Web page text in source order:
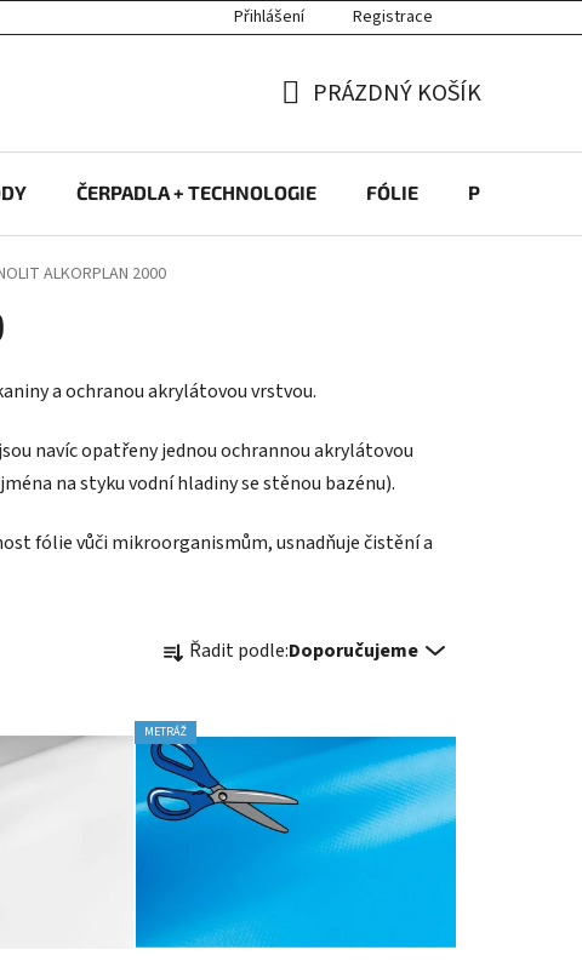
Přihlášení Registrace
KOŠÍK
PRÁZDNÝ KOŠÍK
ČERPADLA + TECHNOLOGIE FÓLIE
ALKORPLAN 2000
a ochranou akrylátovou vrstvou.
navíc opatřeny jednou ochrannou akrylátovou
na styku vodní hladiny se stěnou bazénu).
fólie vůči mikroorganismům, usnadňuje čistění a
a
e
n
í
p
u
Řadit podle:Doporučujeme
METRÁŽ